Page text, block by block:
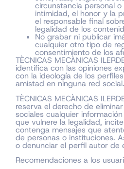
circunstancia personal
intimidad, el honor y la
el responsable final
legalidad de los
No grabar ni publicar
cualquier otro tipo de
consentimiento de los
TÈCNICAS MECÀNICAS
identifica con las opiniones
con la ideología de los
amistad en ninguna red social.
TÈCNICAS MECÀNICAS
reserva el derecho de
sociales cualquier
que vulnere la legalidad,
contenga mensajes que
de personas o instituciones.
o denunciar el perfil autor de
Recomendaciones a los